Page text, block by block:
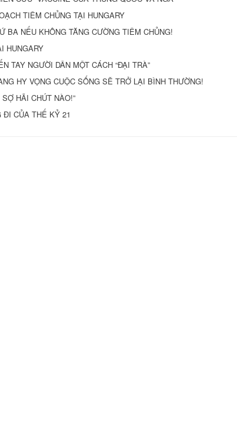
TIÊM CHỦNG TẠI HUNGARY
BA NẾU KHÔNG TĂNG CƯỜNG TIÊM CHỦNG!
HUNGARY
TAY NGƯỜI DÂN MỘT CÁCH “ĐẠI TRÀ”
HY VỌNG CUỘC SỐNG SẼ TRỞ LẠI BÌNH THƯỜNG!
HÃI CHÚT NÀO!”
ĐI CỦA THẾ KỶ 21